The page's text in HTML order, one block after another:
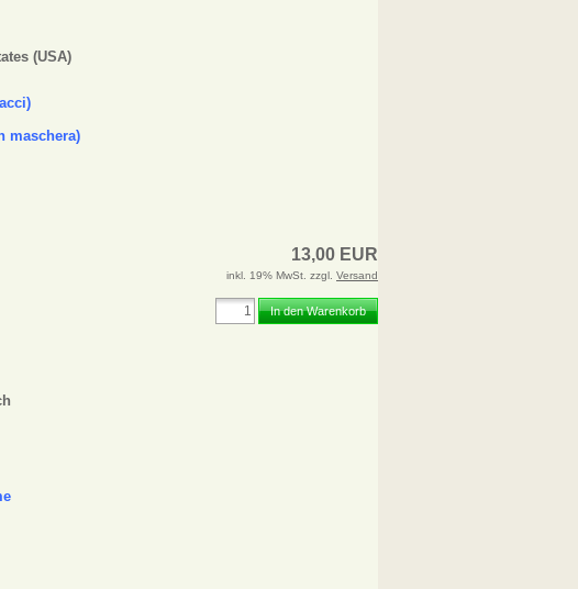
(USA)
maschera)
13,00 EUR
inkl. 19% MwSt. zzgl. Versand
In den Warenkorb